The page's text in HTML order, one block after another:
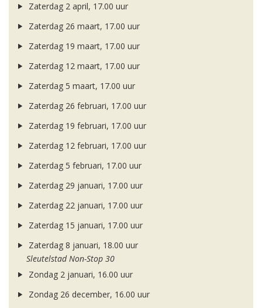
Zaterdag 2 april, 17.00 uur
Zaterdag 26 maart, 17.00 uur
Zaterdag 19 maart, 17.00 uur
Zaterdag 12 maart, 17.00 uur
Zaterdag 5 maart, 17.00 uur
Zaterdag 26 februari, 17.00 uur
Zaterdag 19 februari, 17.00 uur
Zaterdag 12 februari, 17.00 uur
Zaterdag 5 februari, 17.00 uur
Zaterdag 29 januari, 17.00 uur
Zaterdag 22 januari, 17.00 uur
Zaterdag 15 januari, 17.00 uur
Zaterdag 8 januari, 18.00 uur
Sleutelstad Non-Stop 30
Zondag 2 januari, 16.00 uur
Zondag 26 december, 16.00 uur